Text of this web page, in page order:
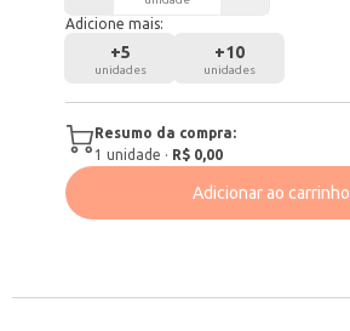
Adicione mais:
+5
unidades
+10
unidades
Resumo da compra:
1 unidade · R$ 0,00
Adicionar ao carrinho